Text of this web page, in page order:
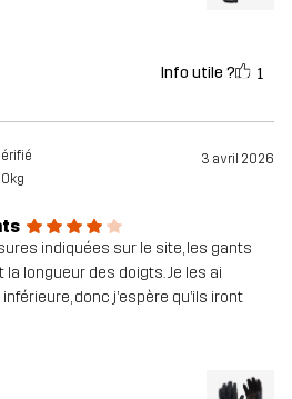
Info utile ? 1
3 avril 2026
indiquées sur le site, les gants
longueur des doigts. Je les ai
donc j’espère qu’ils iront